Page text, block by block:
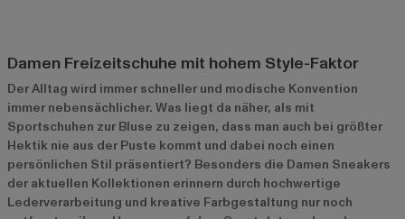
Damen Freizeitschuhe mit hohem Style-Faktor
Der Alltag wird immer schneller und modische Konvention
immer nebensächlicher. Was liegt da näher, als mit
Sportschuhen zur Bluse zu zeigen, dass man auch bei größter
Hektik nie aus der Puste kommt und dabei noch einen
persönlichen Stil präsentiert? Besonders die Damen Sneakers
der aktuellen Kollektionen erinnern durch hochwertige
Lederverarbeitung und kreative Farbgestaltung nur noch